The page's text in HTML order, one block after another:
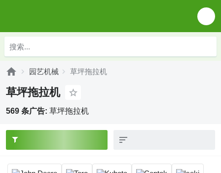
园艺机械 草坪拖拉机
草坪拖拉机
569 条广告: 草坪拖拉机